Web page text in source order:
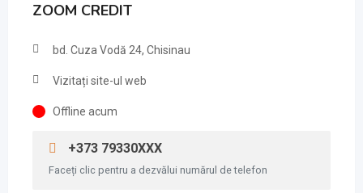
ZOOM CREDIT
bd. Cuza Vodă 24, Chisinau
Vizitați site-ul web
Offline acum
+373 79330XXX
Faceți clic pentru a dezvălui numărul de telefon